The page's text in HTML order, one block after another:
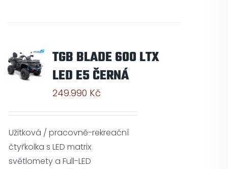
TGB BLADE 600 LTX
LED E5 ČERNÁ
249.990 Kč
Užitková / pracovně-rekreační
čtyřkolka s LED matrix
světlomety a Full-LED